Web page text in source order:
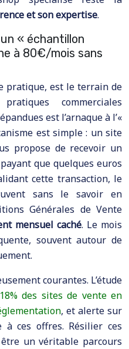
et son expertise.
« échantillon
à 80€/mois sans
pratique, est le terrain de
commerciales
est l’arnaque à l’«
est simple : un site
propose de recevoir un
que quelques euros
cette transaction, le
sans le savoir en
Générales de Vente
mensuel caché. Le mois
souvent autour de
courantes. L’étude
18% des sites de vente en
, et alerte sur
à ces offres. Résilier ces
un véritable parcours